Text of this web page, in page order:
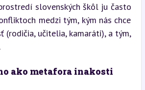
slovenských škôl ju často
medzi tým, kým nás chce
(rodičia, učitelia, kamaráti), a tým,
ako metafora inakosti